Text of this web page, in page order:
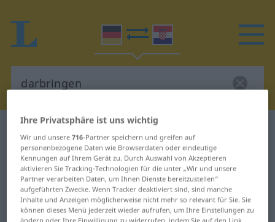
Deutsch-Kroatisch Wörterbuch
Deutsch-Kroatisch Übersetzung für
"darbringen"
"darbringen" Kroatisch
Ihre Privatsphäre ist uns wichtig
Wir und unsere716-Partner speichern und greifen auf
personenbezogene Daten wie Browserdaten oder eindeutige
Kennungen auf Ihrem Gerät zu. Durch Auswahl von Akzeptieren
aktivieren Sie Tracking-Technologien für die unter „Wir und unsere
Partner verarbeiten Daten, um Ihnen Dienste bereitzustellen“
aufgeführten Zwecke. Wenn Tracker deaktiviert sind, sind manche
Inhalte und Anzeigen möglicherweise nicht mehr so relevant für Sie. Sie
können dieses Menü jederzeit wieder aufrufen, um Ihre Einstellungen zu